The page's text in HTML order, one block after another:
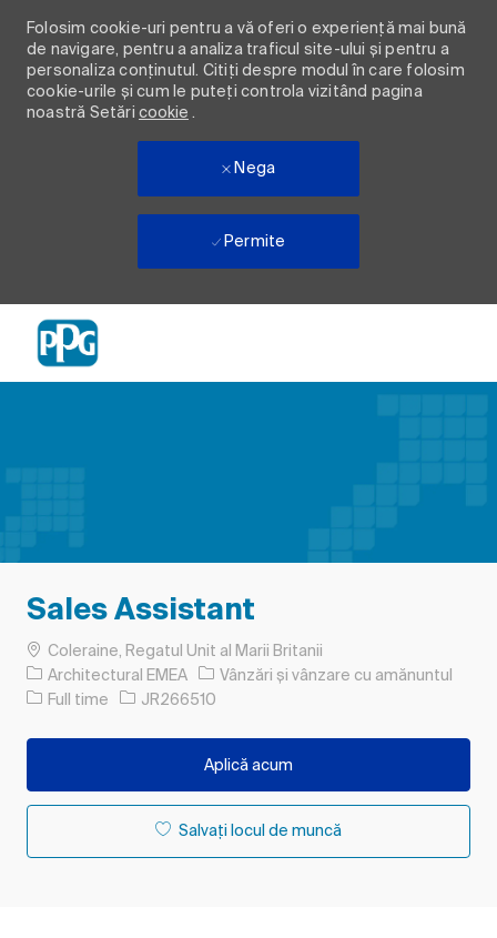
Folosim cookie-uri pentru a vă oferi o experiență mai bună
de navigare, pentru a analiza traficul site-ului și pentru a
personaliza conținutul. Citiți despre modul în care folosim
cookie-urile și cum le puteți controla vizitând pagina
noastră Setări cookie .
Nega
Permite
Sales Assistant
LocColeraine, Regatul Unit al Marii Britanii
Architectural EMEA
Categorie
Vânzări și vânzare cu amănuntul
Tipul postului
Full time Job IdJR266510
Aplică acum
Salvați locul de muncă